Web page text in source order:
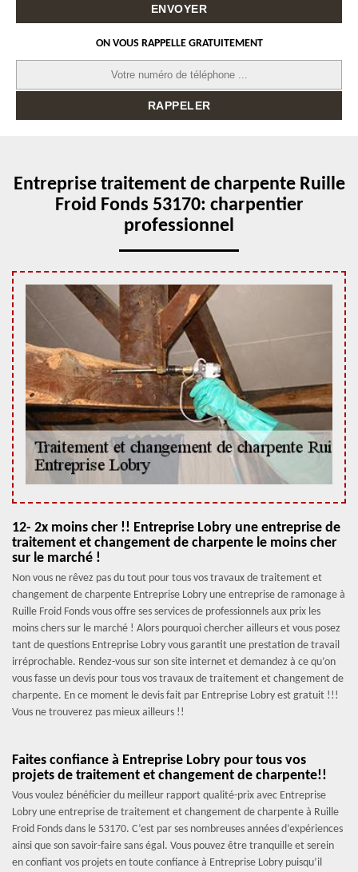
ON VOUS RAPPELLE GRATUITEMENT
Entreprise traitement de charpente Ruille
Froid Fonds 53170: charpentier
professionnel
12- 2x moins cher !! Entreprise Lobry une entreprise de
traitement et changement de charpente le moins cher
sur le marché !
Non vous ne rêvez pas du tout pour tous vos travaux de traitement et
changement de charpente Entreprise Lobry une entreprise de ramonage à
Ruille Froid Fonds vous offre ses services de professionnels aux prix les
moins chers sur le marché ! Alors pourquoi chercher ailleurs et vous posez
tant de questions Entreprise Lobry vous garantit une prestation de travail
irréprochable. Rendez-vous sur son site internet et demandez à ce qu’on
vous fasse un devis pour tous vos travaux de traitement et changement de
charpente. En ce moment le devis fait par Entreprise Lobry est gratuit !!!
Vous ne trouverez pas mieux ailleurs !!
Faites confiance à Entreprise Lobry pour tous vos
projets de traitement et changement de charpente!!
Vous voulez bénéficier du meilleur rapport qualité-prix avec Entreprise
Lobry une entreprise de traitement et changement de charpente à Ruille
Froid Fonds dans le 53170. C’est par ses nombreuses années d’expériences
ainsi que son savoir-faire sans égal. Vous pouvez être tranquille et serein
en confiant vos projets en toute confiance à Entreprise Lobry puisqu’il